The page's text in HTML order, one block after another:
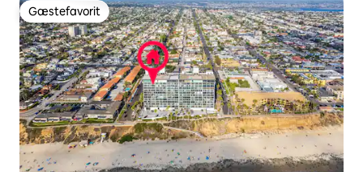
Gæstefavorit
Gæstefavorit